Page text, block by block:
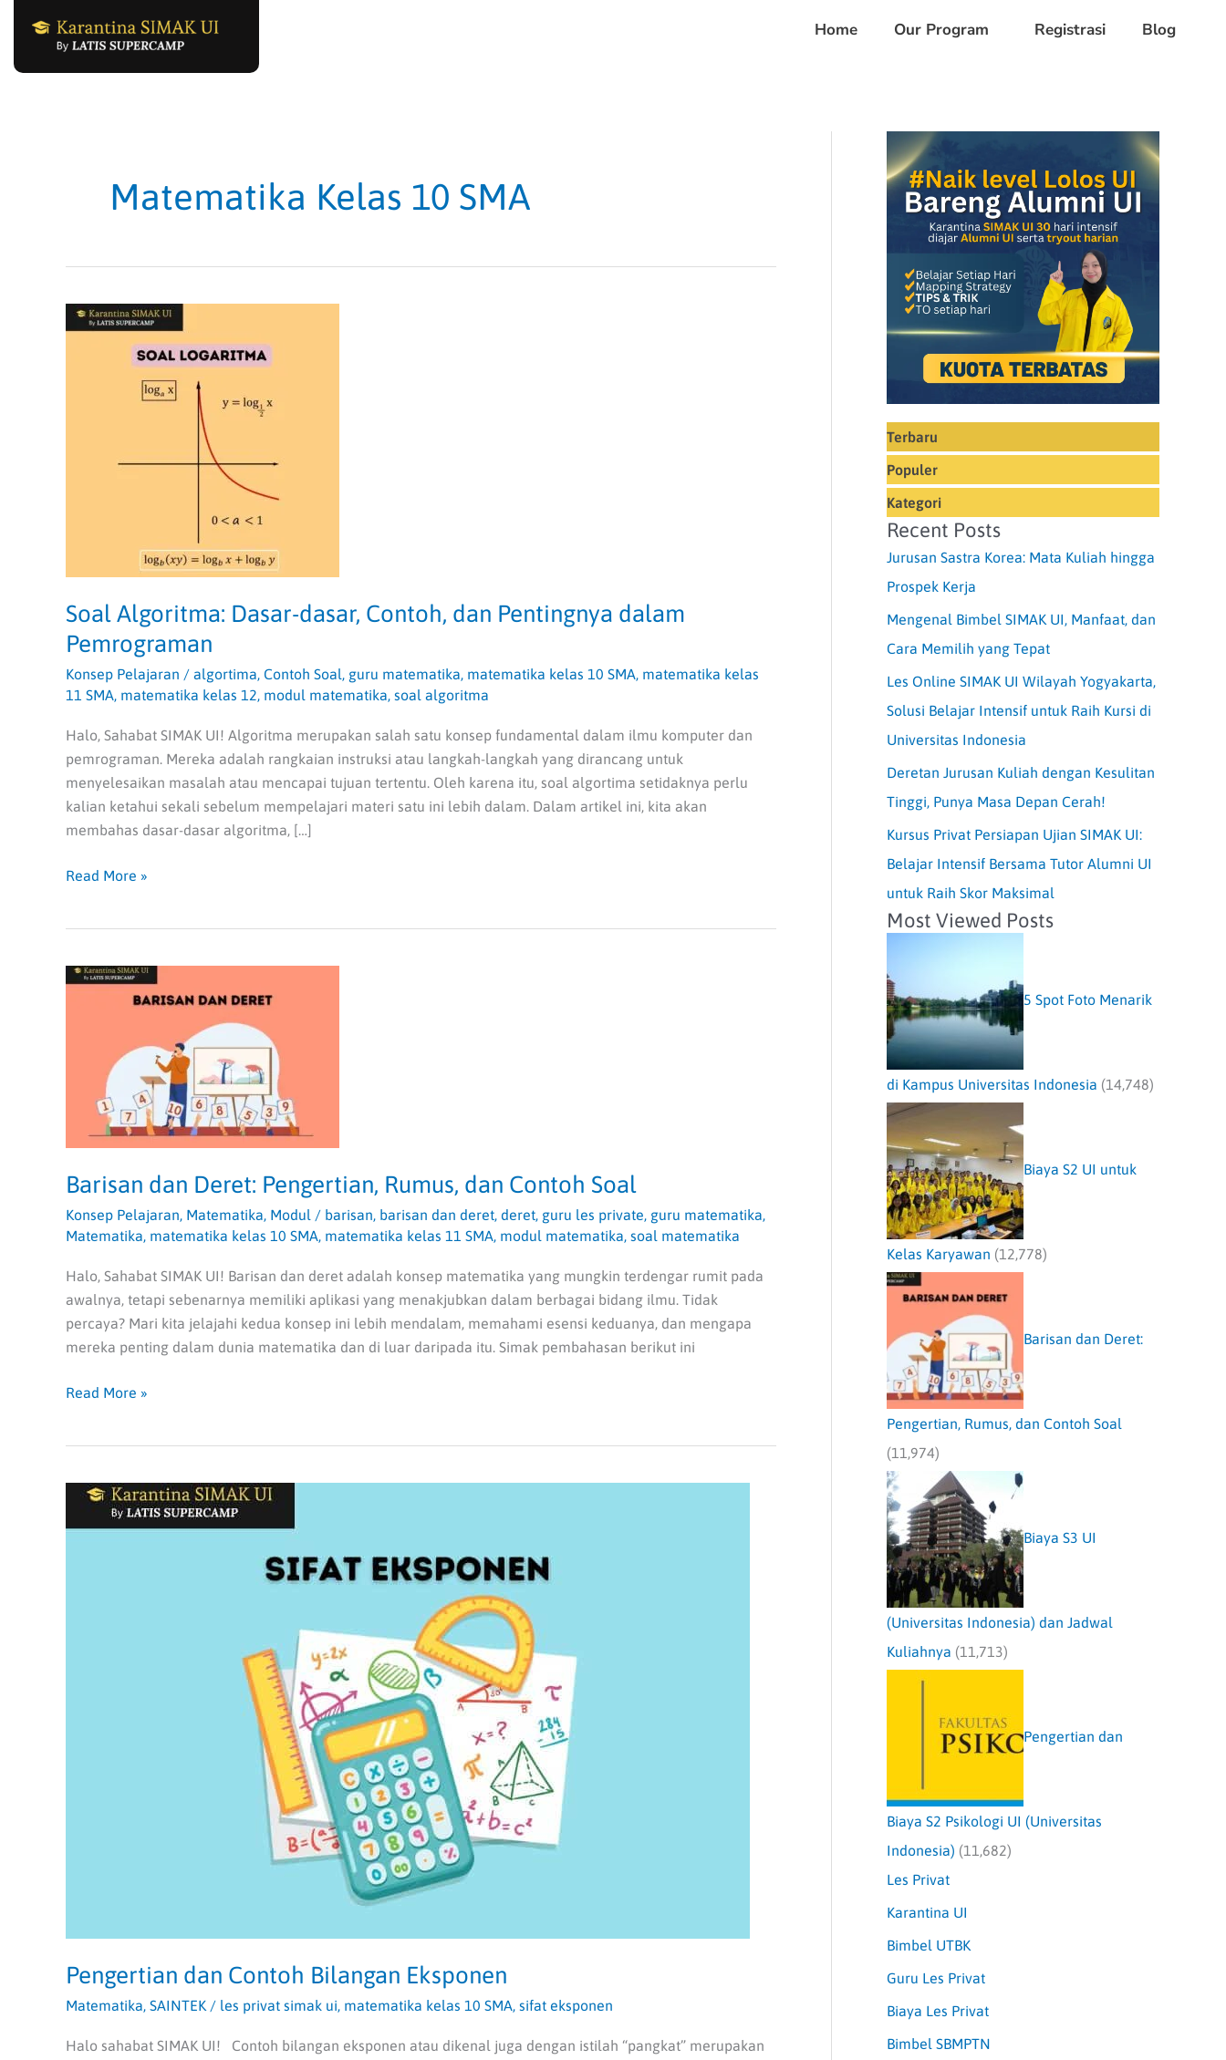
Home Our Program Registrasi Blog
Matematika Kelas 10 SMA
Soal Algoritma: Dasar-dasar, Contoh, dan Pentingnya dalam
Pemrograman
Konsep Pelajaran / algortima, Contoh Soal, guru matematika, matematika kelas 10 SMA, matematika kelas
11 SMA, matematika kelas 12, modul matematika, soal algoritma
Halo, Sahabat SIMAK UI! Algoritma merupakan salah satu konsep fundamental dalam ilmu komputer dan
pemrograman. Mereka adalah rangkaian instruksi atau langkah-langkah yang dirancang untuk
menyelesaikan masalah atau mencapai tujuan tertentu. Oleh karena itu, soal algortima setidaknya perlu
kalian ketahui sekali sebelum mempelajari materi satu ini lebih dalam. Dalam artikel ini, kita akan
membahas dasar-dasar algoritma, […]
Soal
Read More »
Barisan dan Deret: Pengertian, Rumus, dan Contoh Soal
Konsep Pelajaran, Matematika, Modul / barisan, barisan dan deret, deret, guru les private, guru matematika,
Matematika, matematika kelas 10 SMA, matematika kelas 11 SMA, modul matematika, soal matematika
Halo, Sahabat SIMAK UI! Barisan dan deret adalah konsep matematika yang mungkin terdengar rumit pada
awalnya, tetapi sebenarnya memiliki aplikasi yang menakjubkan dalam berbagai bidang ilmu. Tidak
percaya? Mari kita jelajahi kedua konsep ini lebih mendalam, memahami esensi keduanya, dan mengapa
mereka penting dalam dunia matematika dan di luar daripada itu. Simak pembahasan berikut ini
Barisan
Pengertian,
Rumus,
Contoh
Read More »
Pengertian dan Contoh Bilangan Eksponen
Matematika, SAINTEK / les privat simak ui, matematika kelas 10 SMA, sifat eksponen
Halo sahabat SIMAK UI! Contoh bilangan eksponen atau dikenal juga dengan istilah “pangkat” merupakan
Pengertian
Terbaru
Populer
Kategori
Recent Posts
Jurusan Sastra Korea: Mata Kuliah hingga
Prospek Kerja
Mengenal Bimbel SIMAK UI, Manfaat, dan
Cara Memilih yang Tepat
Les Online SIMAK UI Wilayah Yogyakarta,
Solusi Belajar Intensif untuk Raih Kursi di
Universitas Indonesia
Deretan Jurusan Kuliah dengan Kesulitan
Tinggi, Punya Masa Depan Cerah!
Kursus Privat Persiapan Ujian SIMAK UI:
Belajar Intensif Bersama Tutor Alumni UI
untuk Raih Skor Maksimal
Most Viewed Posts
5 Spot Foto Menarik
di Kampus Universitas Indonesia (14,748)
Biaya S2 UI untuk
Kelas Karyawan (12,778)
Barisan dan Deret:
Pengertian, Rumus, dan Contoh Soal
(11,974)
Biaya S3 UI
(Universitas Indonesia) dan Jadwal
Kuliahnya (11,713)
Pengertian dan
Biaya S2 Psikologi UI (Universitas
Indonesia) (11,682)
Les Privat
Karantina UI
Bimbel UTBK
Guru Les Privat
Biaya Les Privat
Bimbel SBMPTN